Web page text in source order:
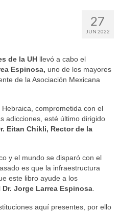
27
JUN 2022
de la UH llevó a cabo el
Espinosa, uno de los mayores
de la Asociación Mexicana
comprometida con el
adicciones, esté último dirigido
Eitan Chikli, Rector de la
y el mundo se disparó con el
es que la infraestructura
este libro ayude a los
Dr. Jorge Larrea Espinosa
aquí presentes, por ello